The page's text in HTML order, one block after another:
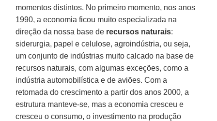
momentos distintos. No primeiro momento, nos anos
1990, a economia ficou muito especializada na
direção da nossa base de recursos naturais:
siderurgia, papel e celulose, agroindústria, ou seja,
um conjunto de indústrias muito calcado na base de
recursos naturais, com algumas exceções, como a
indústria automobilística e de aviões. Com a
retomada do crescimento a partir dos anos 2000, a
estrutura manteve-se, mas a economia cresceu e
cresceu o consumo, o investimento na produção